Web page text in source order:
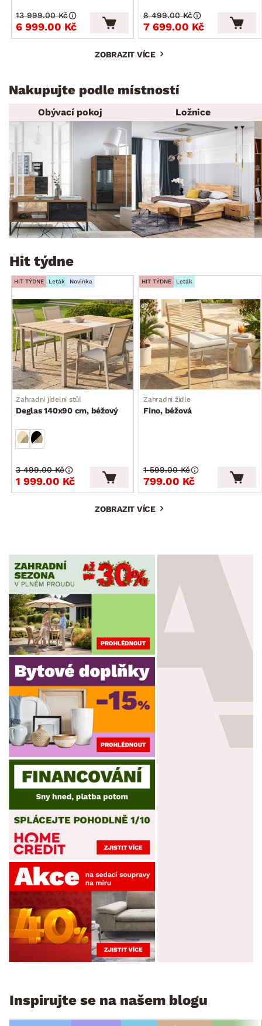
6 999.00 Kč
13 999.00 Kč
7 699.00 Kč
8 499.00 Kč
ZOBRAZIT VÍCE
Nakupujte podle místností
Obývací pokoj Ložnice
Hit týdne
HIT TÝDNE Leták Novinka
Zahradní jídelní stůl
Deglas 140x90 cm, béžový
1 999.00 Kč
3 499.00 Kč
HIT TÝDNE Leták
Zahradní židle
Fino, béžová
799.00 Kč
1 599.00 Kč
ZOBRAZIT VÍCE
Inspirujte se na našem blogu